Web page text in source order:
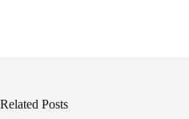
Related Posts